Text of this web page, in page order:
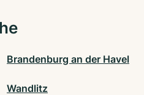
Brandenburg an der Havel
Wandlitz